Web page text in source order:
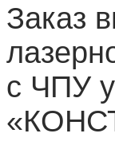
Заказ
с ЧПУ